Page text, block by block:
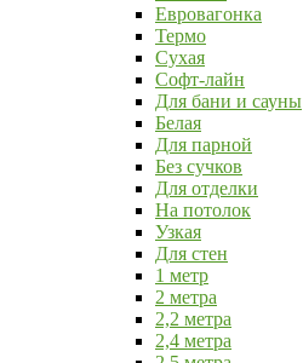
Евровагонка
Термо
Сухая
Софт-лайн
Для бани и сауны
Белая
Для парной
Без сучков
Для отделки
На потолок
Узкая
Для стен
1 метр
2 метра
2,2 метра
2,4 метра